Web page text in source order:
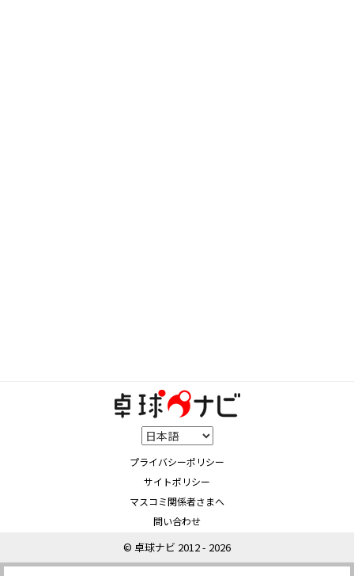
プライバシーポリシー
サイトポリシー
マスコミ関係者さまへ
問い合わせ
© 卓球ナビ 2012 - 2026